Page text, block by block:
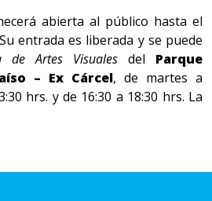
abierta al público hasta el
entrada es liberada y se puede
de Artes Visuales del Parque
– Ex Cárcel, de martes a
hrs. y de 16:30 a 18:30 hrs. La